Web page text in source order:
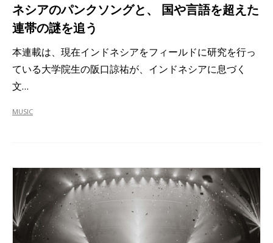
ネシアのパンクソングと、 国や言語を超えた
連帯の謎を追う
本連載は、現在インドネシアをフィールドに研究を行っ
ている大学院生の阪口諒祐が、インドネシアに息づく
文…
MUSIC